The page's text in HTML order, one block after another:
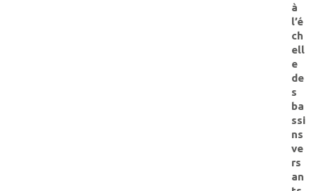
à
l’é
ch
ell
e
de
s
ba
ssi
ns
ve
rs
an